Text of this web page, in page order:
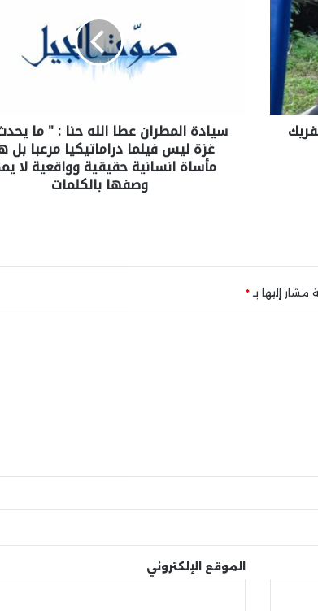
سيادة المطران عطا الله حنا : " ما
غزة ليس فيلما دراماتيكيا مرعبا
مأساة انسانية حقيقية وواقعية لا
وصفها بالكلمات
مشار إليها بـ *
الموقع الإلكتروني